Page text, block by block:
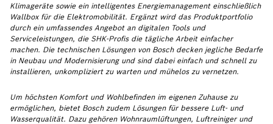
Klimageräte sowie ein intelligentes Energiemanagement einschließlich
Wallbox für die Elektromobilität. Ergänzt wird das Produktportfolio
durch ein umfassendes Angebot an digitalen Tools und
Serviceleistungen, die SHK-Profis die tägliche Arbeit einfacher
machen. Die technischen Lösungen von Bosch decken jegliche Bedarfe
in Neubau und Modernisierung und sind dabei einfach und schnell zu
installieren, unkompliziert zu warten und mühelos zu vernetzen.
Um höchsten Komfort und Wohlbefinden im eigenen Zuhause zu
ermöglichen, bietet Bosch zudem Lösungen für bessere Luft- und
Wasserqualität. Dazu gehören Wohnraumlüftungen, Luftreiniger und